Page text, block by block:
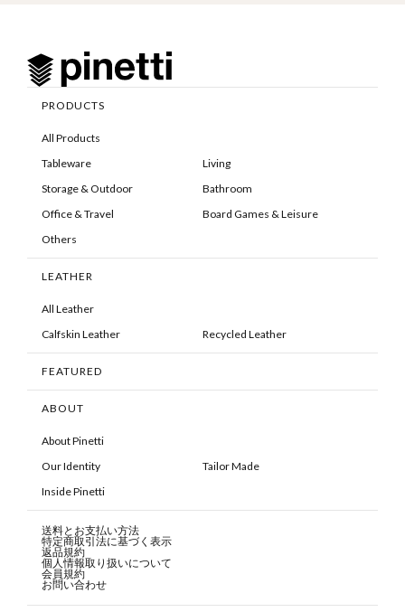
PRODUCTS
All Products
Tableware
Living
Storage & Outdoor
Bathroom
Office & Travel
Board Games & Leisure
Others
LEATHER
All Leather
Calfskin Leather
Recycled Leather
FEATURED
ABOUT
About Pinetti
Our Identity
Tailor Made
Inside Pinetti
送料とお支払い方法
特定商取引法に基づく表示
返品規約
個人情報取り扱いについて
会員規約
お問い合わせ